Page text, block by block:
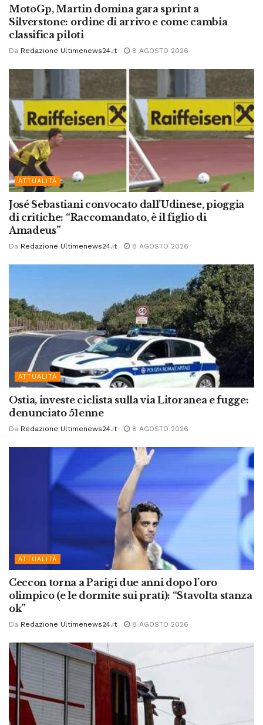
MotoGp, Martin domina gara sprint a
Silverstone: ordine di arrivo e come cambia
classifica piloti
Da Redazione Ultimenews24.it 8 AGOSTO 2026
ATTUALITÀ
José Sebastiani convocato dall’Udinese, pioggia
di critiche: “Raccomandato, è il figlio di
Amadeus”
Da Redazione Ultimenews24.it 8 AGOSTO 2026
ATTUALITÀ
Ostia, investe ciclista sulla via Litoranea e fugge:
denunciato 51enne
Da Redazione Ultimenews24.it 8 AGOSTO 2026
ATTUALITÀ
Ceccon torna a Parigi due anni dopo l’oro
olimpico (e le dormite sui prati): “Stavolta stanza
ok”
Da Redazione Ultimenews24.it 8 AGOSTO 2026